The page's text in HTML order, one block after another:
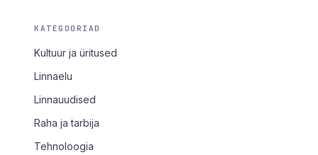
KATEGOORIAD
Kultuur ja üritused
Linnaelu
Linnauudised
Raha ja tarbija
Tehnoloogia